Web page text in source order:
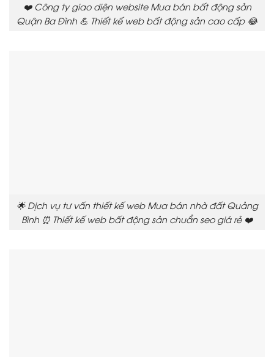
❤️ Công ty giao diện website Mua bán bất động sản
Quận Ba Đình 💪 Thiết kế web bất động sản cao cấp 😂
🌟 Dịch vụ tư vấn thiết kế web Mua bán nhà đất Quảng
Bình ⏰ Thiết kế web bất động sản chuẩn seo giá rẻ ❤️